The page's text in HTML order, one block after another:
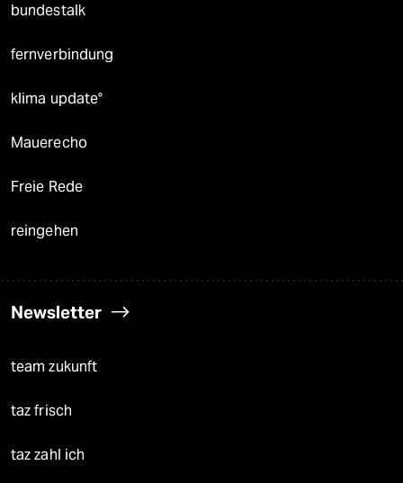
bundestalk
fernverbindung
klima update°
Mauerecho
Freie Rede
reingehen
Newsletter
team zukunft
taz frisch
taz zahl ich